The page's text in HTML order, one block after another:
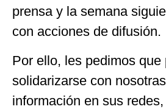
prensa y la semana
con acciones de difusión.
Por ello, les pedimos que
solidarizarse con
información en sus